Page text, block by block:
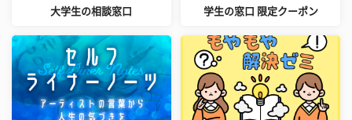
大学生の相談窓口 学生の窓口 限定クーポン